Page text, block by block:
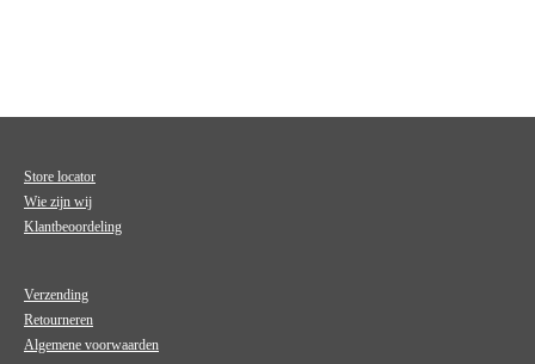
Store locator
Wie zijn wij
Klantbeoordeling
Verzending
Retourneren
Algemene voorwaarden